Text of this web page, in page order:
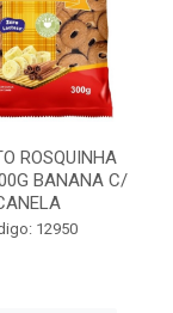
ROSQUINHA
BANANA C/
12950